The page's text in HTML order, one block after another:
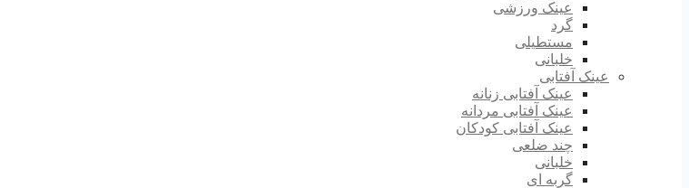
عینک ورزشی
گرد
مستطیلی
خلبانی
عینک آفتابی
عینک آفتابی زنانه
عینک آفتابی مردانه
عینک آفتابی کودکان
چند ضلعی
خلبانی
گربه ای